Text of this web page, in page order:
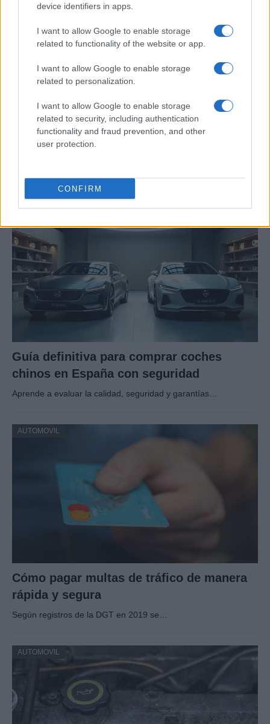
device identifiers in apps.
I want to allow Google to enable storage
related to functionality of the website or app.
I want to allow Google to enable storage
related to personalization.
I want to allow Google to enable storage
related to security, including authentication
functionality and fraud prevention, and other
user protection.
CONFIRM
Cómo obtener el permiso internacional
para conducir y viajar por todo el mundo
AUTOMOVIL
Guía definitiva para comprar coches
chinos en España con seguridad
Aprende a evaluar la calidad, seguridad y garantías…
AUTOMOVIL
Cómo pagar multas de tráfico de manera
rápida y segura
Según registros de la DGT en 2019 se…
AUTOMOVIL